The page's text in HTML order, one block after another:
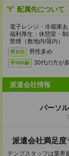
配属先について
電子レンジ・冷蔵庫あ
福利厚生：休憩室・
禁煙（敷地内/屋内）
男女比 男性多め
平均年齢 30代の方が
派遣会社情報
パーソ
派遣会社満足度
テンプスタッフは業界